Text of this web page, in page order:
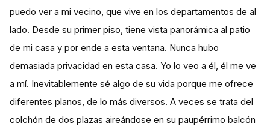
puedo ver a mi vecino, que vive en los departamentos de al
lado. Desde su primer piso, tiene vista panorámica al patio
de mi casa y por ende a esta ventana. Nunca hubo
demasiada privacidad en esta casa. Yo lo veo a él, él me ve
a mí. Inevitablemente sé algo de su vida porque me ofrece
diferentes planos, de lo más diversos. A veces se trata del
colchón de dos plazas aireándose en su paupérrimo balcón